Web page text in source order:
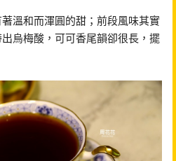
溫和而渾圓的甜；前段風味其實
烏梅酸，可可香尾韻卻很長，擺